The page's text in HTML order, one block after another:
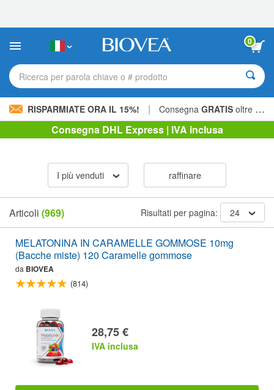
sito
include
sistema
0
Ricerca per parola chiave o # prodotto
RISPARMIATE ORA IL 15%! | Consegna GRATIS oltre 60,00 € »
Consegna DHL Express | IVA inclusa
I più venduti raffinare
Articoli (969) Risultati per pagina: 24
MELATONINA IN CARAMELLE GOMMOSE 10mg
(Bacche miste) 120 Caramelle gommose
da BIOVEA
(814)
28,75 €
IVA inclusa